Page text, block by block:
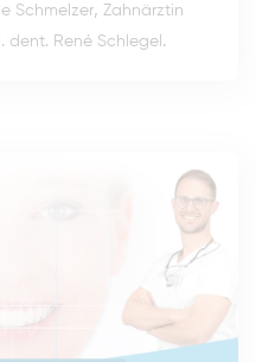
Schmelzer, Zahnärztin
dent. René Schlegel .